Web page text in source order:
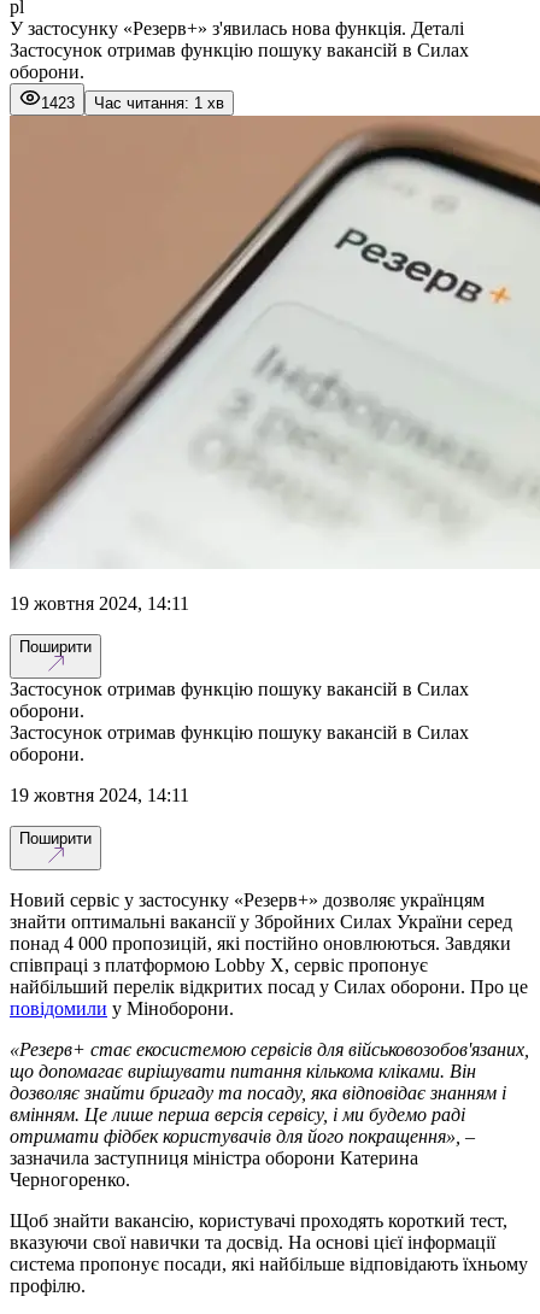
pl
У застосунку «Резерв+» з'явилась нова функція. Деталі
Застосунок отримав функцію пошуку вакансій в Силах
оборони.
1423 Час читання: 1 хв
19 жовтня 2024, 14:11
Поширити
Застосунок отримав функцію пошуку вакансій в Силах
оборони.
Застосунок отримав функцію пошуку вакансій в Силах
оборони.
19 жовтня 2024, 14:11
Поширити
Новий сервіс у застосунку «Резерв+» дозволяє українцям
знайти оптимальні вакансії у Збройних Силах України серед
понад 4 000 пропозицій, які постійно оновлюються. Завдяки
співпраці з платформою Lobby X, сервіс пропонує
найбільший перелік відкритих посад у Силах оборони. Про це
повідомили у Міноборони.
«Резерв+ стає екосистемою сервісів для військовозобов'язаних,
що допомагає вирішувати питання кількома кліками. Він
дозволяє знайти бригаду та посаду, яка відповідає знанням і
вмінням. Це лише перша версія сервісу, і ми будемо раді
отримати фідбек користувачів для його покращення», –
зазначила заступниця міністра оборони Катерина
Черногоренко.
Щоб знайти вакансію, користувачі проходять короткий тест,
вказуючи свої навички та досвід. На основі цієї інформації
система пропонує посади, які найбільше відповідають їхньому
профілю.